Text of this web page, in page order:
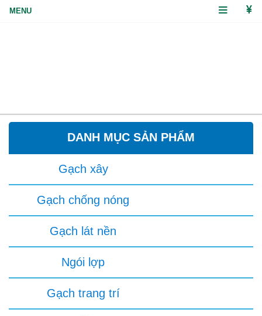
DANH MỤC SẢN PHẨM
Gạch xây
Gạch chống nóng
Gạch lát nền
Ngói lợp
Gạch trang trí